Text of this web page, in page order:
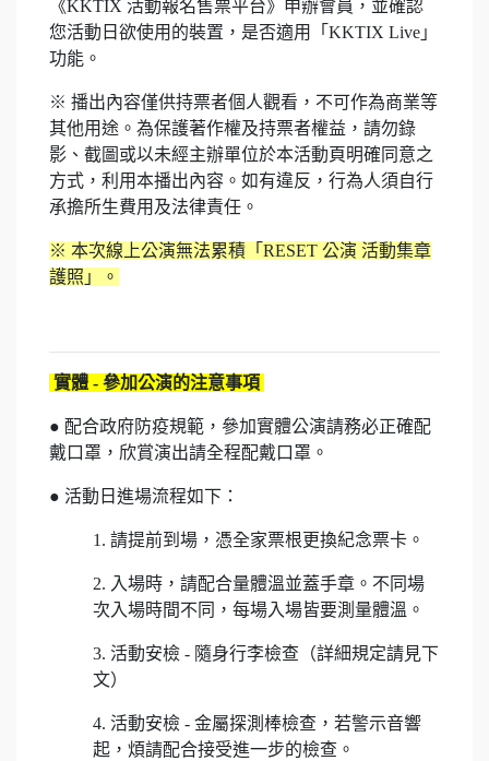
《KKTIX 活動報名售票平台》申辦會員，並確認
您活動日欲使用的裝置，是否適用「KKTIX Live」
功能。
※ 播出內容僅供持票者個人觀看，不可作為商業等
其他用途。為保護著作權及持票者權益，請勿錄
影、截圖或以未經主辦單位於本活動頁明確同意之
方式，利用本播出內容。如有違反，行為人須自行
承擔所生費用及法律責任。
※ 本次線上公演無法累積「RESET 公演 活動集章
護照」。
實體 - 參加公演的注意事項
● 配合政府防疫規範，參加實體公演請務必正確配
戴口罩，欣賞演出請全程配戴口罩。
● 活動日進場流程如下：
1. 請提前到場，憑全家票根更換紀念票卡。
2. 入場時，請配合量體溫並蓋手章。不同場
次入場時間不同，每場入場皆要測量體溫。
3. 活動安檢 - 隨身行李檢查（詳細規定請見下
文）
4. 活動安檢 - 金屬探測棒檢查，若警示音響
起，煩請配合接受進一步的檢查。